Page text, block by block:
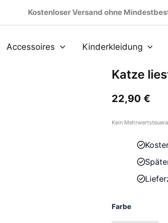
Kostenloser Versand ohne
Accessoires Kinderkleidung
Katze
22,90 €
Kein
Farbe